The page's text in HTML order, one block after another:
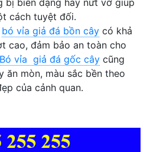
cách tuyệt đối.
bó vỉa giả đá bồn cây có khả
cao, đảm bảo an toàn cho
Bó vỉa giả đá gốc cây cũng
ăn mòn, màu sắc bền theo
của cảnh quan.